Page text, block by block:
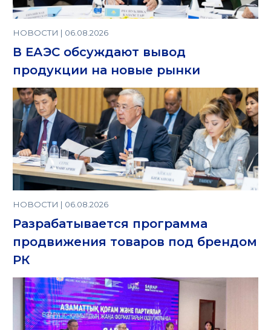
НОВОСТИ | 06.08.2026
В ЕАЭС обсуждают вывод
продукции на новые рынки
НОВОСТИ | 06.08.2026
Разрабатывается программа
продвижения товаров под брендом
РК